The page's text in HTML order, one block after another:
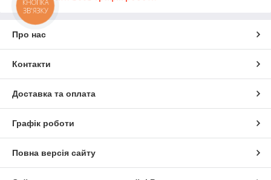
Про нас
Контакти
Доставка та оплата
Графік роботи
Повна версія сайту
КНОПКА
ЗВ'ЯЗКУ